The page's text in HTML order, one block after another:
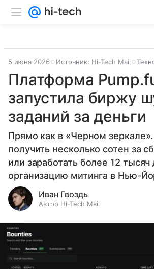
5 июня 2026 Источник: Hi-Tech Mail
Платформа
запустила биржу
заданий за деньги
Прямо как в «Черном
получить несколько сотен за
или заработать более 12 тысяч
организацию митинга в Нью-
Иван Гвоздь
Автор Hi-Tech Mail